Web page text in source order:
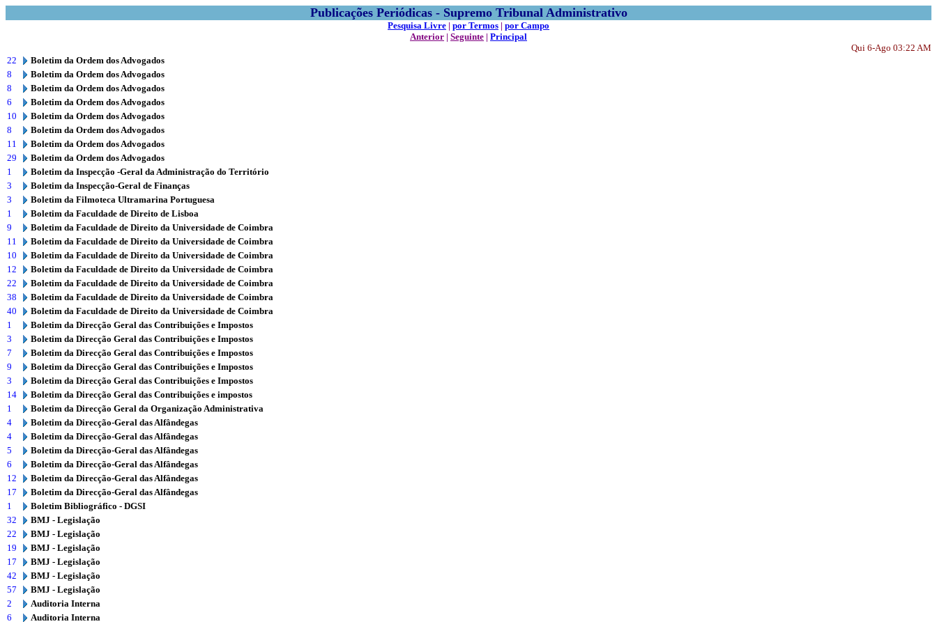
Publicações Periódicas - Supremo Tribunal Administrativo
Pesquisa Livre | por Termos | por Campo
Anterior | Seguinte | Principal
Qui 6-Ago 03:22 AM
22
Boletim da Ordem dos Advogados
8
Boletim da Ordem dos Advogados
8
Boletim da Ordem dos Advogados
6
Boletim da Ordem dos Advogados
10
Boletim da Ordem dos Advogados
8
Boletim da Ordem dos Advogados
11
Boletim da Ordem dos Advogados
29
Boletim da Ordem dos Advogados
1
Boletim da Inspecção -Geral da Administração do Território
3
Boletim da Inspecção-Geral de Finanças
3
Boletim da Filmoteca Ultramarina Portuguesa
1
Boletim da Faculdade de Direito de Lisboa
9
Boletim da Faculdade de Direito da Universidade de Coimbra
11
Boletim da Faculdade de Direito da Universidade de Coimbra
10
Boletim da Faculdade de Direito da Universidade de Coimbra
12
Boletim da Faculdade de Direito da Universidade de Coimbra
22
Boletim da Faculdade de Direito da Universidade de Coimbra
38
Boletim da Faculdade de Direito da Universidade de Coimbra
40
Boletim da Faculdade de Direito da Universidade de Coimbra
1
Boletim da Direcção Geral das Contribuições e Impostos
3
Boletim da Direcção Geral das Contribuições e Impostos
7
Boletim da Direcção Geral das Contribuições e Impostos
9
Boletim da Direcção Geral das Contribuições e Impostos
3
Boletim da Direcção Geral das Contribuições e Impostos
14
Boletim da Direcção Geral das Contribuições e impostos
1
Boletim da Direcção Geral da Organização Administrativa
4
Boletim da Direcção-Geral das Alfândegas
4
Boletim da Direcção-Geral das Alfândegas
5
Boletim da Direcção-Geral das Alfândegas
6
Boletim da Direcção-Geral das Alfândegas
12
Boletim da Direcção-Geral das Alfândegas
17
Boletim da Direcção-Geral das Alfândegas
1
Boletim Bibliográfico - DGSI
32
BMJ - Legislação
22
BMJ - Legislação
19
BMJ - Legislação
17
BMJ - Legislação
42
BMJ - Legislação
57
BMJ - Legislação
2
Auditoria Interna
6
Auditoria Interna